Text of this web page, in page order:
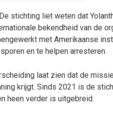
stichting liet weten dat
bekendheid van de
met Amerikaanse
en te helpen arresteren.
laat zien dat de
krijgt. Sinds 2021 is de
heen verder is uitgebreid.